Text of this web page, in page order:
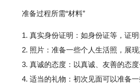
准备过程所需“材料”
1. 真实身份证明：如身份证等，证明
2. 照片：准备一些个人生活照，展现
3. 真诚的态度：以真诚、友善的态度
4. 适当的礼物：初次见面可以准备一